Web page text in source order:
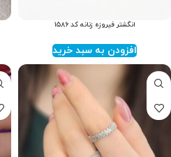
انگشتر فیروزه زنانه کد ۱۵۸۶
افزودن به سبد خرید